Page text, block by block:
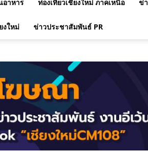
อาหาร ท่องเที่ยวเชียงใหม่ ภาคเหนือ ข่
งใหม่ ข่าวประชาสัมพันธ์ PR